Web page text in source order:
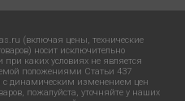
(включая цены, технические
носит исключительно
каких условиях не является
положениями Статьи 437
с динамическим изменением цен
пожалуйста, уточняйте у наших